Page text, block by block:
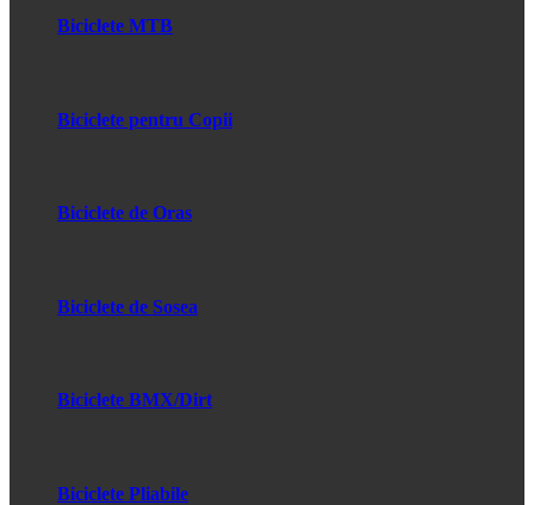
Biciclete MTB
Biciclete pentru Copii
Biciclete de Oras
Biciclete de Sosea
Biciclete BMX/Dirt
Biciclete Pliabile